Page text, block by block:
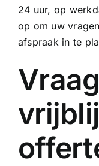
24 uur, op
op om uw
afspraak in te